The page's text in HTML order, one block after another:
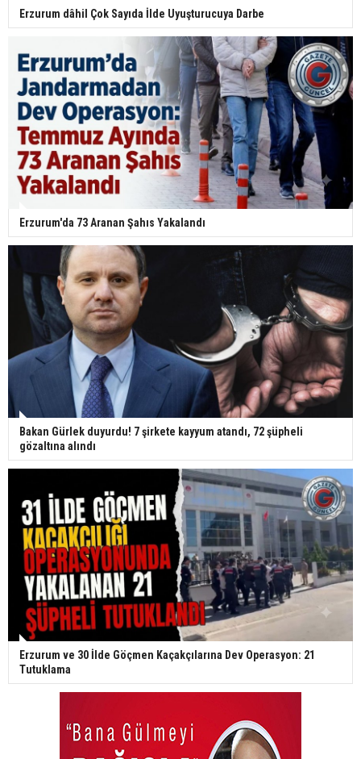
Erzurum dâhil Çok Sayıda İlde Uyuşturucuya Darbe
Erzurum'da 73 Aranan Şahıs Yakalandı
Bakan Gürlek duyurdu! 7 şirkete kayyum atandı, 72 şüpheli
gözaltına alındı
Erzurum ve 30 İlde Göçmen Kaçakçılarına Dev Operasyon: 21
Tutuklama